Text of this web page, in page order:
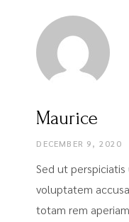
Maurice
DECEMBER 9, 2020
Sed ut
voluptatem
totam rem